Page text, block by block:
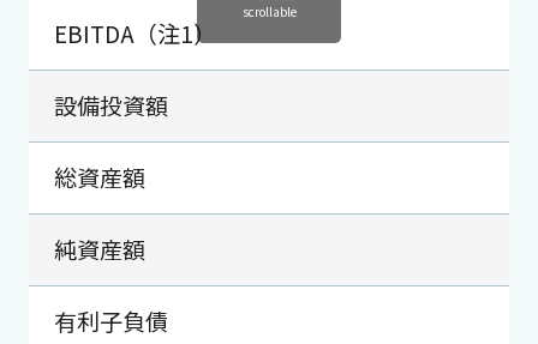
EBITDA（注1）
設備投資額
総資産額
純資産額
有利子負債
scrollable